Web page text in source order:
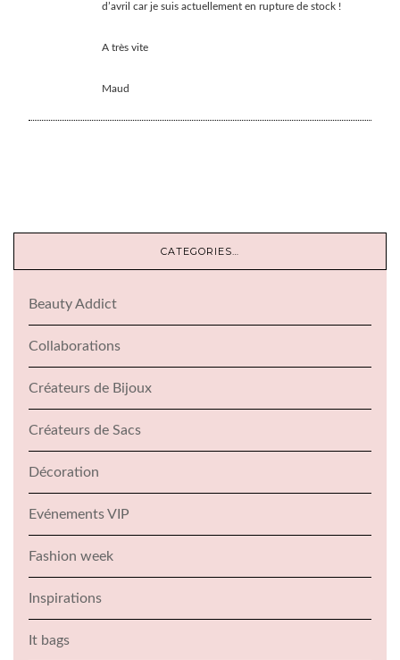
d’avril car je suis actuellement en rupture de stock !
A très vite
Maud
CATEGORIES…
Beauty Addict
Collaborations
Créateurs de Bijoux
Créateurs de Sacs
Décoration
Evénements VIP
Fashion week
Inspirations
It bags